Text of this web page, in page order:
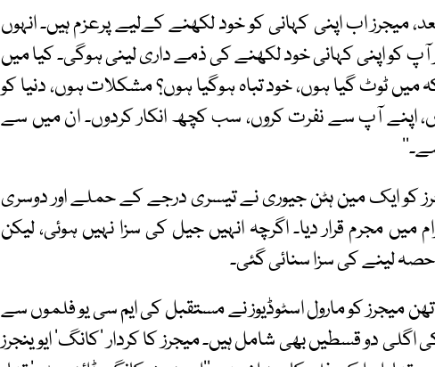
میجرز اب اپنی کہانی کو خود لکھنے کےلیے پرعزم ہیں۔ انہوں
کو اپنی کہانی خود لکھنے کی ذمے داری لینی ہوگی۔ کیا میں
ٹوٹ گیا ہوں، خود تباہ ہوگیا ہوں؟ مشکلات ہوں، دنیا کو
اپنے آپ سے نفرت کروں، سب کچھ انکار کردوں۔ ان میں سے
میجرز کو ایک مین ہٹن جیوری نے تیسری درجے کے حملے اور دوسری
مجرم قرار دیا۔ اگرچہ انہیں جیل کی سزا نہیں ہوئی، لیکن
حصہ لینے کی سزا سنائی گئی۔
میجرز کو مارول اسٹوڈیوز نے مستقبل کی ایم سی یو فلموں سے
اگلی دو قسطیں بھی شامل ہیں۔ میجرز کا کردار ’کانگ‘ ایوینجرز